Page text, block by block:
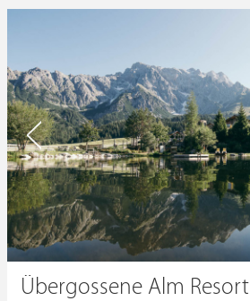
Übergossene Alm Resort